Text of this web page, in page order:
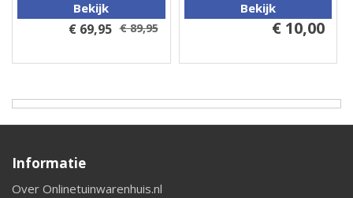
Bekijk
€ 69,95 € 89,95
Bekijk
€ 10,00
Informatie
Over Onlinetuinwarenhuis.nl